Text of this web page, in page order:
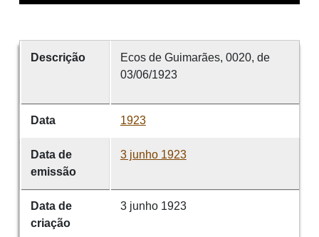
Descrição
Ecos de Guimarães, 0020, de
03/06/1923
Data 1923
Data de
emissão
3 junho 1923
Data de
criação
3 junho 1923